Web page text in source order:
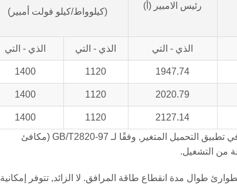
رئيس الامبير (أ)
(كيلوواط/كيلو فولت أمبير)
الذي - التي الذي - التي الذي - التي
1947.74
1120
1400
2020.79
1120
1400
2127.14
1120
1400
القوة الرئيسية (بي آر بي): تتوفر الطاقة الأولية لعدد غير محدود من الساعات السنوية في تطبيق التحميل المتغير, وفقًا لـ GB/T2820-97 (مكافئ
طوال مدة انقطاع طاقة المرافق. لا الزائد, تتوفر إمكانية